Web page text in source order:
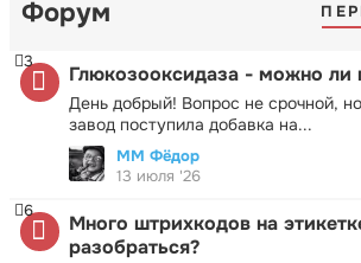
Форум
Глюкозооксидаза - можно ли
День добрый! Вопрос не срочной,
завод поступила добавка на...
3
ММ Фёдор
13 июля '26
Много штрихкодов на
разобраться?
6